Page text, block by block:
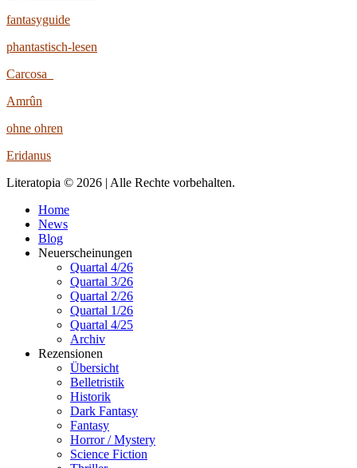
fantasyguide
phantastisch-lesen
Carcosa
Amrûn
ohne ohren
Eridanus
Literatopia © 2026 | Alle Rechte vorbehalten.
Home
News
Blog
Neuerscheinungen
Quartal 4/26
Quartal 3/26
Quartal 2/26
Quartal 1/26
Quartal 4/25
Archiv
Rezensionen
Übersicht
Belletristik
Historik
Dark Fantasy
Fantasy
Horror / Mystery
Science Fiction